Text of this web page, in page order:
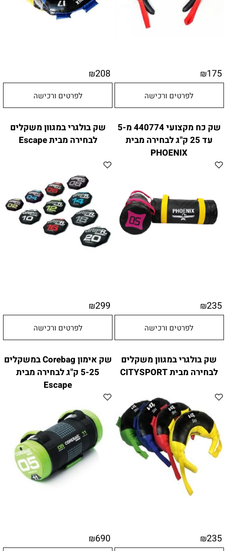
₪175
לפרטים ורכישה
₪208
לפרטים ורכישה
שק כח מקצועי 440774 מ-5
עד 25 ק"ג לבחירה מבית
PHOENIX
₪235
לפרטים ורכישה
שק בולגרי במגוון משקלים
לבחירה מבית Escape
₪299
לפרטים ורכישה
שק בולגרי במגוון משקלים
לבחירה מבית CITYSPORT
₪235
שק אימון Corebag במשקלים
5-25 ק"ג לבחירה מבית
Escape
₪690